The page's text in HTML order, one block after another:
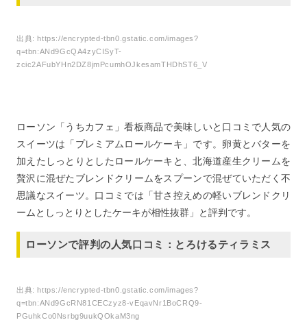
出典:https://encrypted-tbn0.gstatic.com/images?
q=tbn:ANd9GcQA4zyCISyT-
zcic2AFubYHn2DZ8jmPcumhOJkesamTHDhST6_V
ローソン「うちカフェ」看板商品で美味しいと口コミで人気の
スイーツは「プレミアムロールケーキ」です。卵黄とバターを
加えたしっとりとしたロールケーキと、北海道産生クリームを
贅沢に混ぜたブレンドクリームをスプーンで混ぜていただく不
思議なスイーツ。口コミでは「甘さ控えめの軽いブレンドクリ
ームとしっとりとしたケーキが相性抜群」と評判です。
ローソンで評判の人気口コミ：とろけるティラミス
出典:https://encrypted-tbn0.gstatic.com/images?
q=tbn:ANd9GcRN81CECzyz8-vEqavNr1BoCRQ9-
PGuhkCo0Nsrbg9uukQOkaM3ng